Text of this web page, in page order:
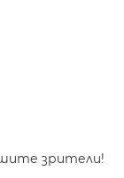
зрители!